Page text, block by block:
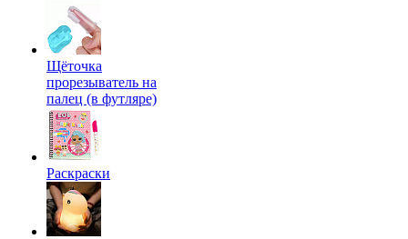
Щёточка
прорезыватель на
палец (в футляре)
Раскраски